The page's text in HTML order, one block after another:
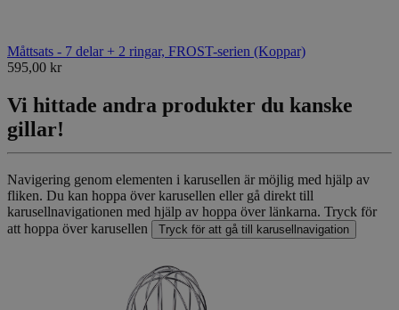
Måttsats - 7 delar + 2 ringar, FROST-serien (Koppar)
595,00 kr
Vi hittade andra produkter du kanske
gillar!
Navigering genom elementen i karusellen är möjlig med hjälp av
fliken. Du kan hoppa över karusellen eller gå direkt till
karusellnavigationen med hjälp av hoppa över länkarna. Tryck för
att hoppa över karusellen
Tryck för att gå till karusellnavigation